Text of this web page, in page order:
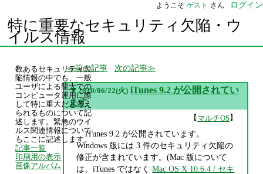
ようこそ ゲスト さん ログイン
特に重要なセキュリティ欠陥・ウ
イルス情報
前の記事 次の記事
▼ 2010/06/22(火) iTunes 9.2 が公開されてい
ます
【マルチOS】
iTunes 9.2 が公開されています。
Windows 版には 3 件のセキュリティ欠陥の
修正が含まれています。(Mac 版について
は、iTunes ではなくMac OS X 10.6.4 / セキ
数あるセキュリティ欠
陥情報の中でも、一般
ユーザによる龍大での
コンピュータ運用に際
して特に重大だと考え
られるものについて記
述します。緊急のウイ
ルス関連情報について
もここに記述します。
記事一覧
印刷用の表示
画像アルバム